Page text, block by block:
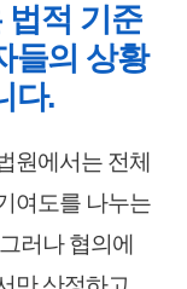
법적 기준
들의 상황
다.
원에서는 전체
여도를 나누는
러나 협의에